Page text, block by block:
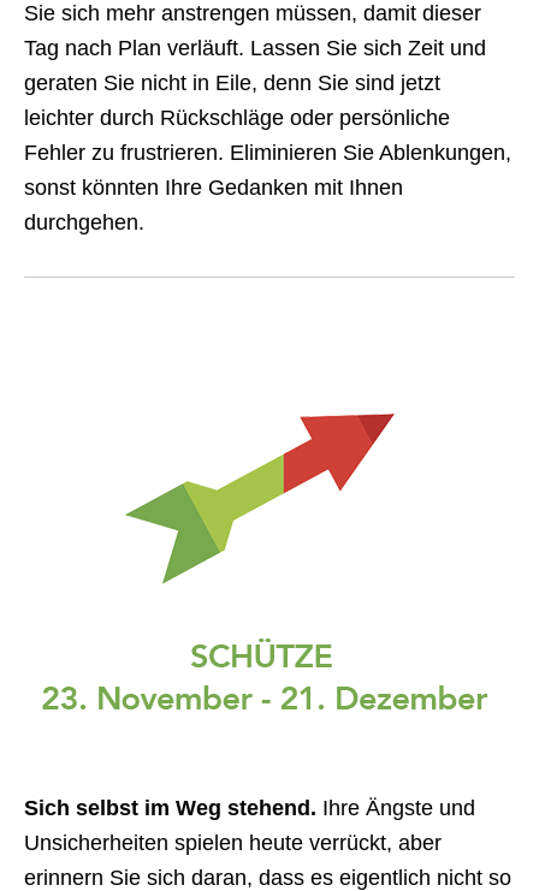
Sie sich mehr anstrengen müssen, damit dieser
Tag nach Plan verläuft. Lassen Sie sich Zeit und
geraten Sie nicht in Eile, denn Sie sind jetzt
leichter durch Rückschläge oder persönliche
Fehler zu frustrieren. Eliminieren Sie Ablenkungen,
sonst könnten Ihre Gedanken mit Ihnen
durchgehen.
Sich selbst im Weg stehend. Ihre Ängste und
Unsicherheiten spielen heute verrückt, aber
erinnern Sie sich daran, dass es eigentlich nicht so